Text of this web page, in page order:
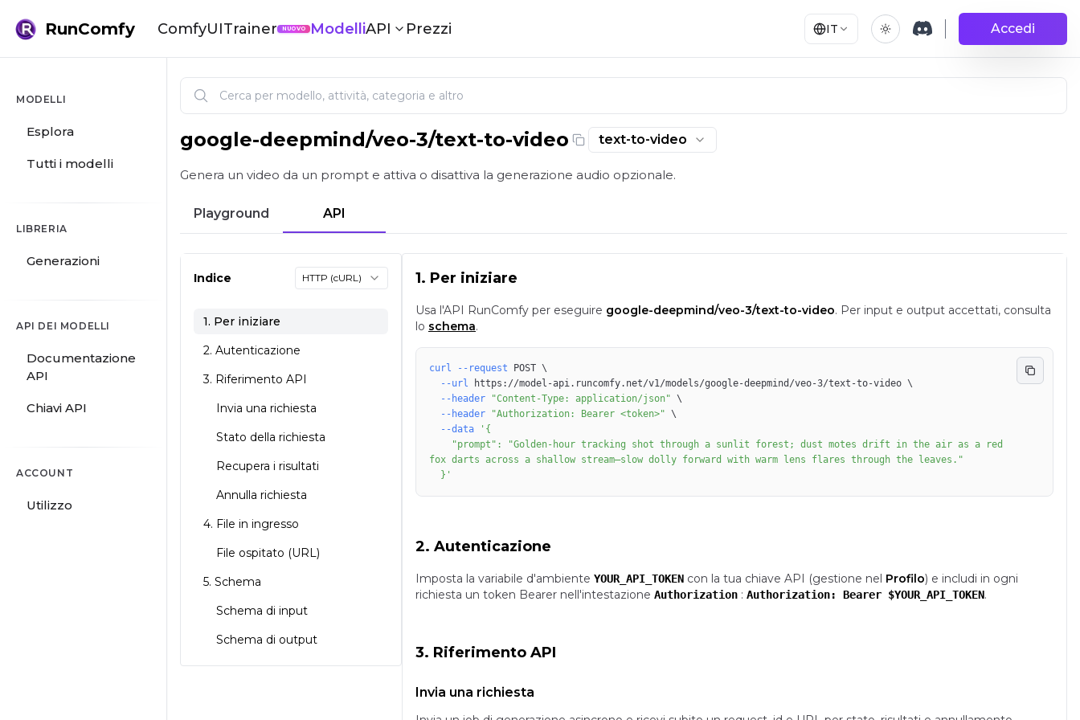
RunComfy ComfyUITrainer NUOVO ModelliAPI Prezzi IT Accedi
MODELLI
Esplora
Tutti i modelli
LIBRERIA
Generazioni
API DEI MODELLI
Documentazione
API
Chiavi API
ACCOUNT
Utilizzo
Google Veo 3 testo in video con audio opzionale | RunComfy
google-deepmind/veo-3/text-to-video text-to-video
Genera un video da un prompt e attiva o disattiva la generazione audio opzionale.
Playground API
Indice HTTP (cURL)
1. Per iniziare
2. Autenticazione
3. Riferimento API
Invia una richiesta
Stato della richiesta
Recupera i risultati
Annulla richiesta
4. File in ingresso
File ospitato (URL)
5. Schema
Schema di input
Schema di output
1. Per iniziare
Usa l'API RunComfy per eseguire google-deepmind/veo-3/text-to-video. Per input e output accettati, consulta
lo schema.
curl --request POST \
--url https://model-api.runcomfy.net/v1/models/google-deepmind/veo-3/text-to-video \
--header
"Content-Type: application/json" \
--header
"Authorization: Bearer <token>" \
--data
  }'
2. Autenticazione
Imposta la variabile d'ambiente YOUR_API_TOKEN con la tua chiave API (gestione nel Profilo) e includi in ogni
richiesta un token Bearer nell'intestazione Authorization : Authorization: Bearer $YOUR_API_TOKEN.
3. Riferimento API
Invia una richiesta